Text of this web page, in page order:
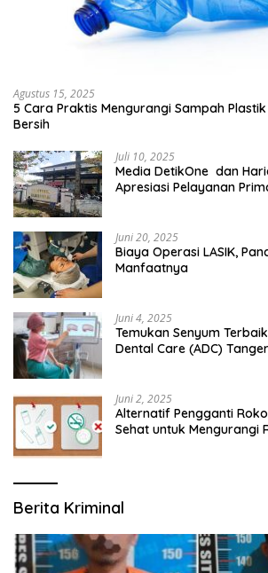
Agustus 15, 2025
5 Cara Praktis Mengurangi Sampah
Bersih
Juli 10, 2025
Media DetikOne dan
Apresiasi Pelayanan
Juni 20, 2025
Biaya Operasi LASIK,
Manfaatnya
Juni 4, 2025
Temukan Senyum
Dental Care (ADC)
Juni 2, 2025
Alternatif Pengganti
Sehat untuk Mengurangi
Berita Kriminal